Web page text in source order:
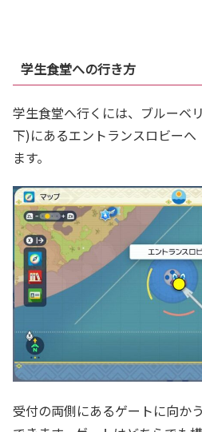
学生食堂への行き方
学生食堂へ行くには、ブルーベ
下)にあるエントランスロビーへ
ます。
受付の両側にあるゲートに向か